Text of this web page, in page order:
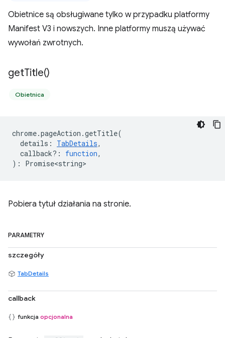
Obietnice są obsługiwane tylko w przypadku platformy
Manifest V3 i nowszych. Inne platformy muszą używać
wywołań zwrotnych.
getTitle()
Obietnica
chrome.pageAction .getTitle(
details : TabDetails,
callback? : function,
) : Promise<string>
Pobiera tytuł działania na stronie.
PARAMETRY
szczegóły
TabDetails
callback
funkcja opcjonalna